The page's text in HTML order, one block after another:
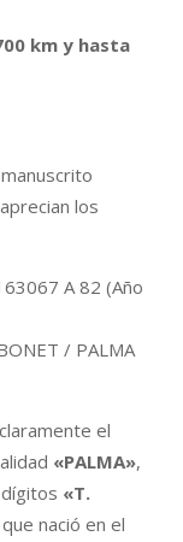
km y hasta
los
A 82 (Año
/ PALMA
el
«PALMA»,
«T.
nació en el